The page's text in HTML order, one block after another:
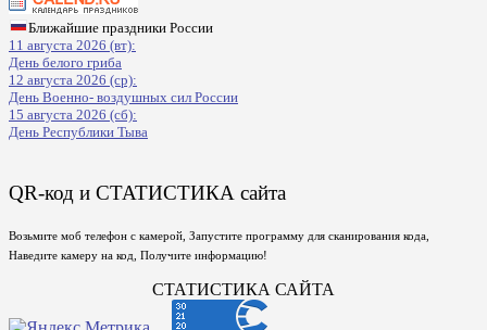
Ближайшие праздники России
11 августа 2026 (вт):
День белого гриба
12 августа 2026 (ср):
День Военно- воздушных сил России
15 августа 2026 (сб):
День Республики Тыва
QR-код и СТАТИСТИКА сайта
Возьмите моб телефон с камерой, Запустите программу для сканирования кода,
Наведите камеру на код, Получите информацию!
СТАТИСТИКА САЙТА